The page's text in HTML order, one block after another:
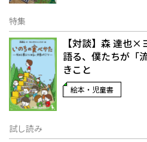
特集
【対談】森 達也×
語る、僕たちが「
きこと
絵本・児童書
試し読み